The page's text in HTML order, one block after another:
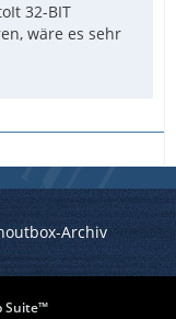
32-BIT
wäre es sehr
Archiv
Suite™